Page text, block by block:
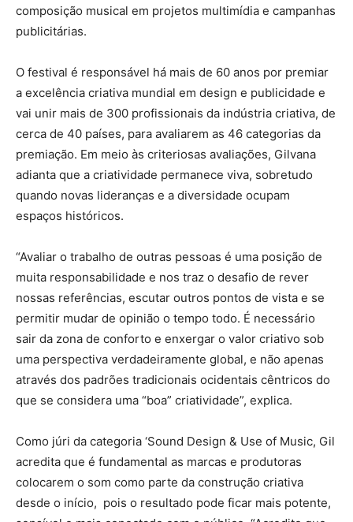
composição musical em projetos multimídia e campanhas
publicitárias.
O festival é responsável há mais de 60 anos por premiar
a excelência criativa mundial em design e publicidade e
vai unir mais de 300 profissionais da indústria criativa, de
cerca de 40 países, para avaliarem as 46 categorias da
premiação. Em meio às criteriosas avaliações, Gilvana
adianta que a criatividade permanece viva, sobretudo
quando novas lideranças e a diversidade ocupam
espaços históricos.
“Avaliar o trabalho de outras pessoas é uma posição de
muita responsabilidade e nos traz o desafio de rever
nossas referências, escutar outros pontos de vista e se
permitir mudar de opinião o tempo todo. É necessário
sair da zona de conforto e enxergar o valor criativo sob
uma perspectiva verdadeiramente global, e não apenas
através dos padrões tradicionais ocidentais cêntricos do
que se considera uma “boa” criatividade”, explica.
Como júri da categoria ‘Sound Design & Use of Music, Gil
acredita que é fundamental as marcas e produtoras
colocarem o som como parte da construção criativa
desde o início, pois o resultado pode ficar mais potente,